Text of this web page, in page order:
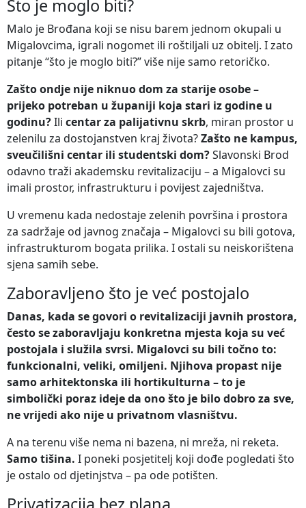
Što je moglo biti?
Malo je Brođana koji se nisu barem jednom okupali u
Migalovcima, igrali nogomet ili roštiljali uz obitelj. I zato
pitanje “što je moglo biti?” više nije samo retoričko.
Zašto ondje nije niknuo dom za starije osobe –
prijeko potreban u županiji koja stari iz godine u
godinu?Ili centar za palijativnu skrb, miran prostor u
zelenilu za dostojanstven kraj života?Zašto ne kampus,
sveučilišni centar ili studentski dom?Slavonski Brod
odavno traži akademsku revitalizaciju – a Migalovci su
imali prostor, infrastrukturu i povijest zajedništva.
U vremenu kada nedostaje zelenih površina i prostora
za sadržaje od javnog značaja – Migalovci su bili gotova,
infrastrukturom bogata prilika. I ostali su neiskorištena
sjena samih sebe.
Zaboravljeno što je već postojalo
Danas, kada se govori o revitalizaciji javnih prostora,
često se zaboravljaju konkretna mjesta koja su već
postojala i služila svrsi. Migalovci su bili točno to:
funkcionalni, veliki, omiljeni. Njihova propast nije
samo arhitektonska ili hortikulturna – to je
simbolički poraz ideje da ono što je bilo dobro za sve,
ne vrijedi ako nije u privatnom vlasništvu.
A na terenu više nema ni bazena, ni mreža, ni reketa.
Samo tišina. I poneki posjetitelj koji dođe pogledati što
je ostalo od djetinjstva – pa ode potišten.